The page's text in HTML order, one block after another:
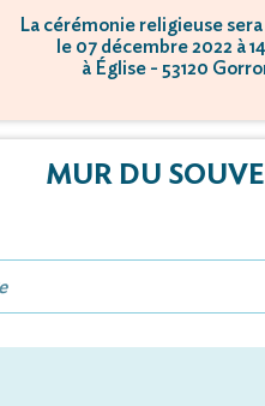
La cérémonie religieuse
le 07 décembre 2022 à
à Église - 53120
MUR DU